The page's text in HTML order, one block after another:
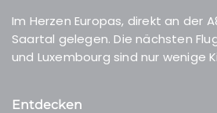
Im Herzen Europas, direkt an der
Saartal gelegen. Die nächsten
und Luxembourg sind nur wenige
Entdecken